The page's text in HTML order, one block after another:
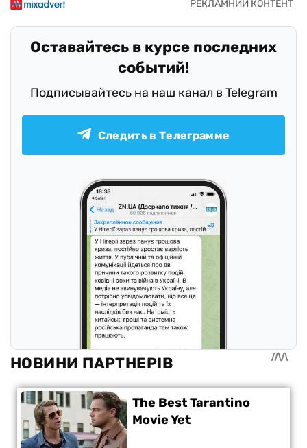
Оставайтесь в курсе последних
событий!
Подписывайтесь на наш канал в Telegram
Следить в Телеграмме